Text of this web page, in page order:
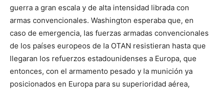
guerra a gran escala y de alta intensidad librada con
armas convencionales. Washington esperaba que, en
caso de emergencia, las fuerzas armadas convencionales
de los países europeos de la OTAN resistieran hasta que
llegaran los refuerzos estadounidenses a Europa, que
entonces, con el armamento pesado y la munición ya
posicionados en Europa para su superioridad aérea,